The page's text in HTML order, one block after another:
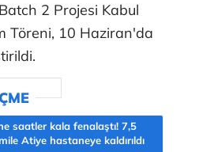
2 Projesi Kabul
Töreni, 10 Haziran'da
saatler kala fenalaştı! 7,5
Atiye hastaneye kaldırıldı